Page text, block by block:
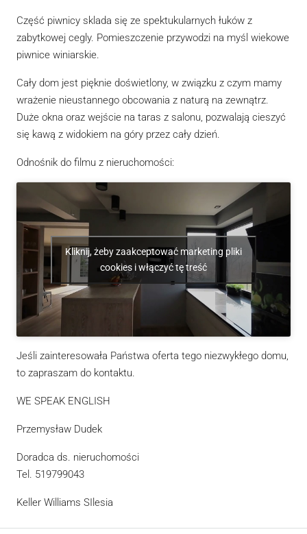
Część piwnicy sklada się ze spektukularnych łuków z
zabytkowej cegly. Pomieszczenie przywodzi na myśl wiekowe
piwnice winiarskie.
Cały dom jest pięknie doświetlony, w związku z czym mamy
wrażenie nieustannego obcowania z naturą na zewnątrz.
Duże okna oraz wejście na taras z salonu, pozwalają cieszyć
się kawą z widokiem na góry przez cały dzień.
Odnośnik do filmu z nieruchomości:
Kliknij, żeby zaakceptować marketing pliki
cookies i włączyć tę treść
Jeśli zainteresowała Państwa oferta tego niezwykłego domu,
to zapraszam do kontaktu.
WE SPEAK ENGLISH
Przemysław Dudek
Doradca ds. nieruchomości
Tel. 519799043
Keller Williams SIlesia